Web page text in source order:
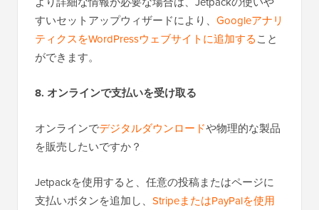
すいセットアップウィザードにより、 Googleアナリ
ティクスをWordPressウェブサイトに追加すること
ができます。
8. オンラインで支払いを受け取る
オンラインでデジタルダウンロードや物理的な製品
を販売したいですか？
Jetpackを使用すると、任意の投稿またはページに
支払いボタンを追加し、 StripeまたはPayPalを使用